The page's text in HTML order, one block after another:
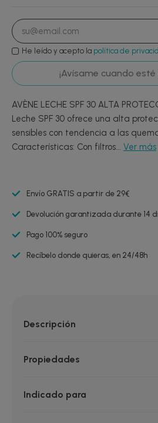
He leído y acepto la política de
¡Avísame cuando
AVÈNE LECHE SPF 30 ALTA
Leche SPF 30 ofrece una alta
sensibles con tendencia a las
Características: Con filtros... Ver más
Envío GRATIS a partir de 29€
Devolución garantizada durante 14
Pago 100% seguro
Recíbelo donde quieras, en 24/48h
Descripción
Propiedades
Indicado para